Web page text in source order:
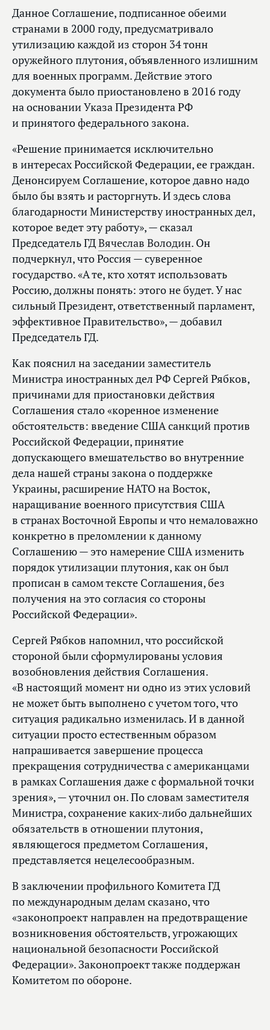
Данное Соглашение, подписанное обеими
странами в 2000 году, предусматривало
утилизацию каждой из сторон 34 тонн
оружейного плутония, объявленного излишним
для военных программ. Действие этого
документа было приостановлено в 2016 году
на основании Указа Президента РФ
и принятого федерального закона.
«Решение принимается исключительно
в интересах Российской Федерации, ее граждан.
Денонсируем Соглашение, которое давно надо
было бы взять и расторгнуть. И здесь слова
благодарности Министерству иностранных дел,
которое ведет эту работу», — сказал
Председатель ГДВячеслав Володин. Он
подчеркнул, что Россия — суверенное
государство. «А те, кто хотят использовать
Россию, должны понять: этого не будет. У нас
сильный Президент, ответственный парламент,
эффективное Правительство», — добавил
Председатель ГД.
Как пояснил на заседании заместитель
Министра иностранных дел РФ Сергей Рябков,
причинами для приостановки действия
Соглашения стало «коренное изменение
обстоятельств: введение США санкций против
Российской Федерации, принятие
допускающего вмешательство во внутренние
дела нашей страны закона о поддержке
Украины, расширение НАТО на Восток,
наращивание военного присутствия США
в странах Восточной Европы и что немаловажно
конкретно в преломлении к данному
Соглашению — это намерение США изменить
порядок утилизации плутония, как он был
прописан в самом тексте Соглашения, без
получения на это согласия со стороны
Российской Федерации».
Сергей Рябков напомнил, что российской
стороной были сформулированы условия
возобновления действия Соглашения.
«В настоящий момент ни одно из этих условий
не может быть выполнено с учетом того, что
ситуация радикально изменилась. И в данной
ситуации просто естественным образом
напрашивается завершение процесса
прекращения сотрудничества с американцами
в рамках Соглашения даже с формальной точки
зрения», — уточнил он. По словам заместителя
Министра, сохранение каких‑либо дальнейших
обязательств в отношении плутония,
являющегося предметом Соглашения,
представляется нецелесообразным.
В заключении профильного Комитета ГД
по международным делам сказано, что
«законопроект направлен на предотвращение
возникновения обстоятельств, угрожающих
национальной безопасности Российской
Федерации». Законопроект также поддержан
Комитетом по обороне.